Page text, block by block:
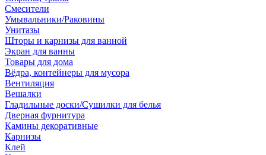
Смесители
Умывальники/Раковины
Унитазы
Шторы и карнизы для ванной
Экран для ванны
Товары для дома
Вёдра, контейнеры для мусора
Вентиляция
Вешалки
Гладильные доски/Сушилки для белья
Дверная фурнитура
Камины декоративные
Карнизы
Клей